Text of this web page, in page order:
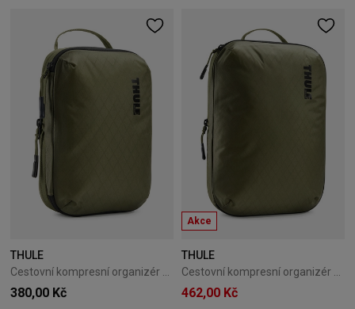
THULE
Cestovní kompresní organizér Thule PackingCube S Soft Green
380,00 Kč
Akce
THULE
Cestovní kompresní organizér Thule PackingCube M Soft Green
462,00 Kč